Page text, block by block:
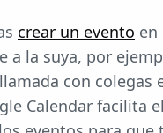
crear un evento en
a la suya, por
con colegas
Calendar facilita